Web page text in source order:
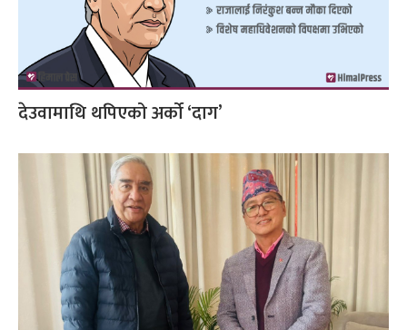
देउवामाथि थपिएको अर्को ‘दाग’